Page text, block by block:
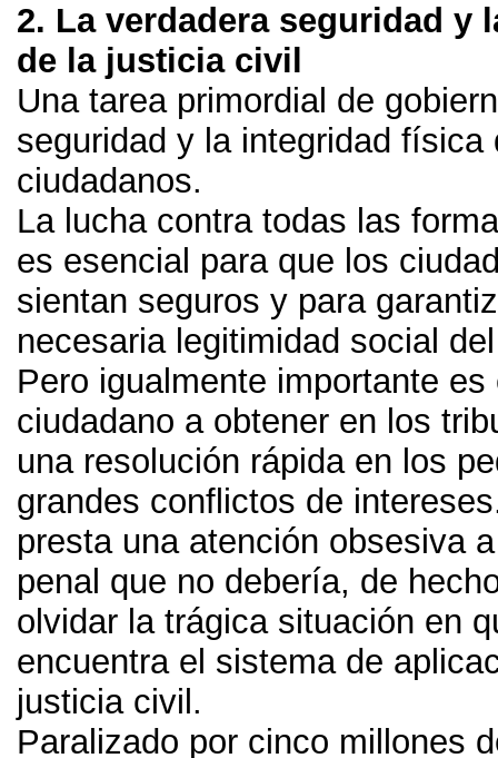
2. La verdadera seguridad y
de la justicia civil
Una tarea primordial de
seguridad y la integridad física
ciudadanos.
La lucha contra todas las
es esencial para que los
sientan seguros y para
necesaria legitimidad social
Pero igualmente importante
ciudadano a obtener en los
una resolución rápida en los
grandes conflictos de intereses
presta una atención obsesiva
penal que no debería, de
olvidar la trágica situación en
encuentra el sistema de
justicia civil .
Paralizado por cinco millones